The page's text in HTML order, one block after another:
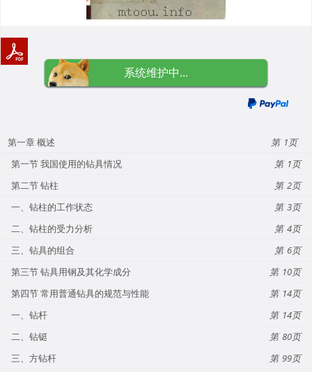
系统维护中...
第一章 概述
1
第一节 我国使用的钻具情况
1
第二节 钻柱
2
一、钻柱的工作状态
3
二、钻柱的受力分析
4
三、钻具的组合
6
第三节 钻具用钢及其化学成分
10
第四节 常用普通钻具的规范与性能
14
一、钻杆
14
二、钻铤
80
三、方钻杆
99